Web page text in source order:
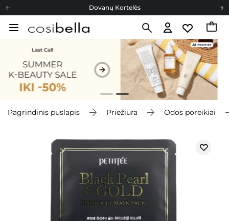
Dovanų Kortelės
Cosibella lojalumo programa
Dovanų Kortelės
Pagrindinis puslapis Priežiūra Odos poreikiai